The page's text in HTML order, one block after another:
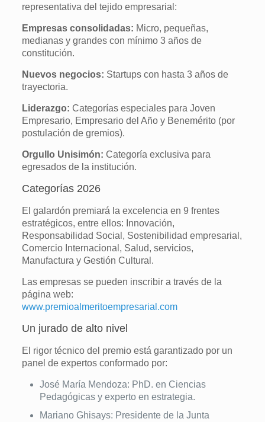
representativa del tejido empresarial:
Empresas consolidadas: Micro, pequeñas,
medianas y grandes con mínimo 3 años de
constitución.
Nuevos negocios: Startups con hasta 3 años de
trayectoria.
Liderazgo: Categorías especiales para Joven
Empresario, Empresario del Año y Benemérito (por
postulación de gremios).
Orgullo Unisimón: Categoría exclusiva para
egresados de la institución.
Categorías 2026
El galardón premiará la excelencia en 9 frentes
estratégicos, entre ellos: Innovación,
Responsabilidad Social, Sostenibilidad empresarial,
Comercio Internacional, Salud, servicios,
Manufactura y Gestión Cultural.
Las empresas se pueden inscribir a través de la
página web:
www.premioalmeritoempresarial.com
Un jurado de alto nivel
El rigor técnico del premio está garantizado por un
panel de expertos conformado por:
José María Mendoza: PhD. en Ciencias
Pedagógicas y experto en estrategia.
Mariano Ghisays: Presidente de la Junta